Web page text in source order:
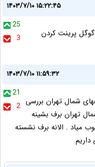
۱۴۰۳/۷/۱۰ ۱۵:۲۲:۴۵
25
3
تمام اطلاعات رو رفتن از اپ weather گوگل پرینت کردن
۱۴۰۳/۷/۱۰ ۱۱:۵۹:۳۲
21
2 شمال تهران بررسی
تهران برف بشینه
میاد . الانه برف نشسته